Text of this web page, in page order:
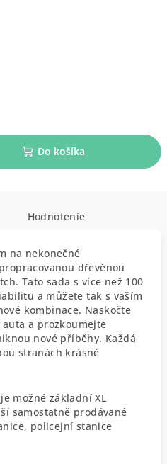
Do košíka
Hodnotenie
na nekonečné
dřevěnou
Tato sada s více než 100
a můžete tak s vaším
kombinace. Naskočte
a prozkoumejte
nové příběhy. Každá
stranách krásné
možné základní XL
samostatně prodávané
policejní stanice